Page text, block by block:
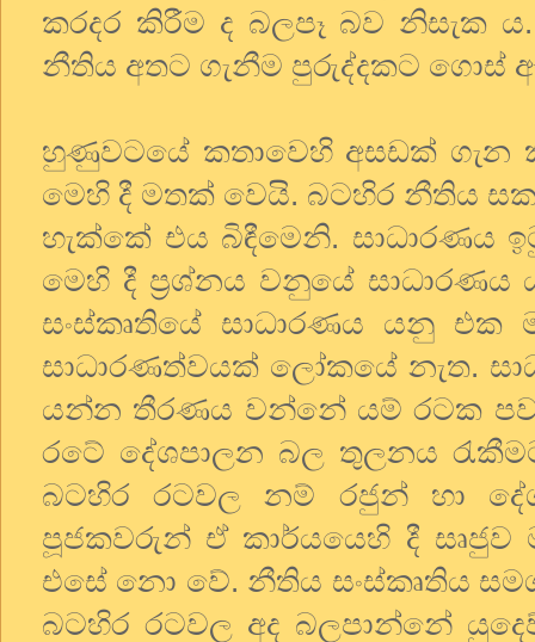
කරදර කිරීම ද බලපෑ බව නිසැක
නීතිය අතට ගැනීම පුරුද්දකට ගොස්
හුණුවටයේ කතාවෙහි අසඩක් ගැන
මෙහි දී මතක් වෙයි. බටහිර නීතිය
හැක්කේ එය බිඳීමෙනි. සාධාරණය
මෙහි දී ප්‍රශ්නය වනුයේ
සංස්කෘතියේ සාධාරණය යනු
සාධාරණත්වයක් ලෝකයේ නැත.
යන්න තීරණය වන්නේ යම් රටක
රටේ දේශපාලන බල තුලනය
බටහිර රටවල නම් රජුන් හා
පූජකවරුන් ඒ කාර්යයෙහි දී
එසේ නො වේ. නීතිය සංස්කෘතිය
බටහිර රටවල අද බලපාන්නේ